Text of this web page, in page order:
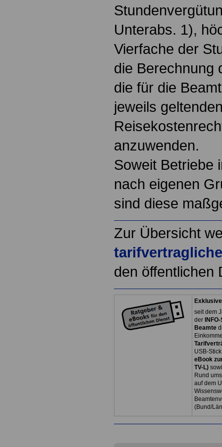
Unterabs. 1),
Vierfache der
die Berechnung
die für die
jeweils
anzuwenden.
Soweit Betriebe
nach eigenen
sind diese
Zur Übersicht
den öffentlichen
seit dem
der
Beamte
USB-
eBook
TV-L)
Rund
auf dem
(Bund/